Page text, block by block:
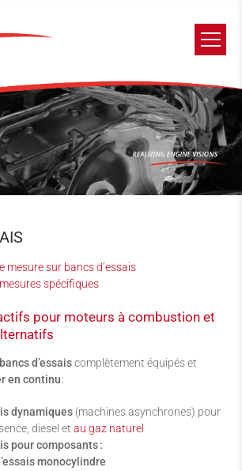
mesure sur bancs d’essais
spécifiques
pour moteurs à combustion et
bancs d’essaiscomplètement équipés et
en continu:
dynamiques (machines asynchrones) pour
diesel et au gaz naturel
pour composants :
monocylindre